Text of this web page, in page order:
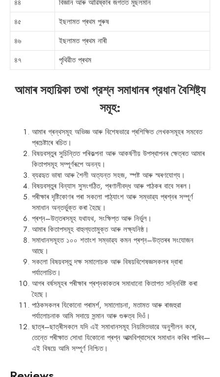
৪৪
বিজ্ঞান আৰু আৱিষ্কাৰ জগতত মুছলমান
৪৫
ইছলামত প্ৰথম পুৰুষ
৪৬
ইছলামত প্ৰথম নাৰী
৪৭
পৃথিৱীত প্ৰথম
আমাৰ সহায়িকা তথা প্রশ্ন সমাধানৰ প্রধান বৈশিষ্ট্য
সমূহ:
আমাৰ গ্ৰন্থসমূহ অভিজ্ঞ আৰু বিশেষভাৱে প্ৰশিক্ষিত লেখকসমূহৰ সমবেত
প্ৰচেষ্টাৰে ৰচিত।
বিষয়বস্তুৰ সুচিন্তিত পৰিকল্পনা আৰু আকর্ষণীয় উপস্থাপনৰ ক্ষেত্ৰত আমাৰ
কিতাপসমূহ সম্পূৰ্ণৰূপে অনন্য।
ব্যৱহৃত ভাষা আৰু শৈলী অত্যন্ত সহজ, স্পষ্ট আৰু স্মৰণযোগ্য।
বিষয়বস্তুৰ বিন্যাস সুসংগঠিত, প্ৰণালীবদ্ধ আৰু পাঠকৰ বাবে সৰল।
পৰীক্ষাৰ দৃষ্টিকোণৰ পৰা সকলো পাঠ্যাংশ আৰু সম্ভাৱ্য প্ৰশ্নৰ সম্পূৰ্ণ
সমাধান অন্তৰ্ভুক্ত কৰা হৈছে।
প্ৰশ্ন–উত্তৰসমূহ যথাযথ, সংক্ষিপ্ত আৰু নিৰ্ভুল।
আমাৰ কিতাপসমূহ বাহুল্যতামুক্ত আৰু লক্ষ্যনিষ্ঠ।
সমাধানসমূহত ১০০ শতাংশ সম্ভাৱ্য কমন প্ৰশ্ন–উত্তৰৰ সংযোজন
আছে।
সকলো বিষয়বস্তু দক্ষ সমালোচক আৰু বিষয়বিশেষজ্ঞসকলৰ দ্বাৰা
পৰ্যালোচিত।
আগৰ বৰ্ষসমূহৰ পৰীক্ষাৰ প্ৰশ্নকাকতৰ সমাধানো কিতাপত সন্নিবিষ্ট কৰা
হৈছে।
পাঠকসকলৰ যিকোনো পৰামৰ্শ, সমালোচনা, মতামত আৰু ৰাজহুৱা
পৰ্যালোচনাক আমি সদায়ে সন্মান আৰু গুৰুত্ব দিওঁ।
ছাত্ৰ–ছাত্ৰীসকলে যদি এই সমাধানসমূহ নিয়মিতভাৱে অনুশীলন কৰে,
তেন্তে পৰীক্ষাত সোধা যিকোনো প্ৰশ্ন আত্মবিশ্বাসেৰে সমাধান কৰিব পাৰিব—
এই বিষয়ে আমি সম্পূৰ্ণ নিশ্চিত।